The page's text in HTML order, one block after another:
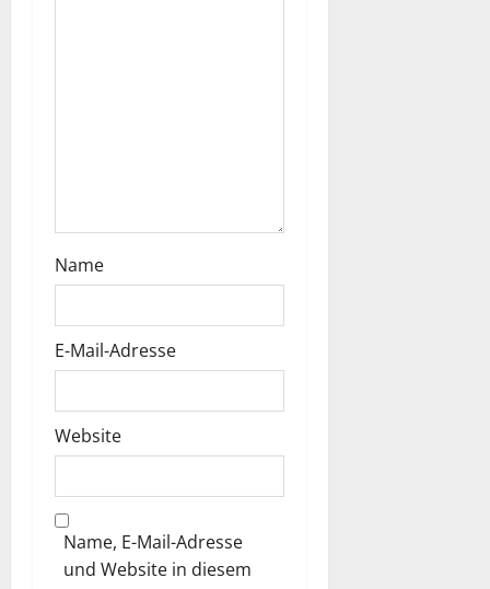
Name
E-Mail-Adresse
Website
Name, E-Mail-Adresse
und Website in diesem